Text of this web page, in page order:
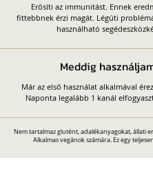
Erősíti az immunitást. Ennek
fittebbnek érzi magát. Légúti
használható
Meddig
Már az első használat alkalmával
Naponta legalább 1 kanál
Nem tartalmaz glutént, adalékanyagokat, állati
Alkalmas vegánok számára. Ez egy